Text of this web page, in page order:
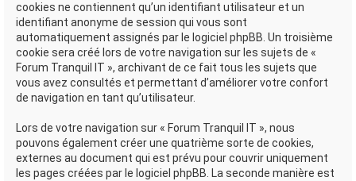
cookies ne contiennent qu’un identifiant utilisateur et un
identifiant anonyme de session qui vous sont
automatiquement assignés par le logiciel phpBB. Un troisième
cookie sera créé lors de votre navigation sur les sujets de «
Forum Tranquil IT », archivant de ce fait tous les sujets que
vous avez consultés et permettant d’améliorer votre confort
de navigation en tant qu’utilisateur.
Lors de votre navigation sur « Forum Tranquil IT », nous
pouvons également créer une quatrième sorte de cookies,
externes au document qui est prévu pour couvrir uniquement
les pages créées par le logiciel phpBB. La seconde manière est